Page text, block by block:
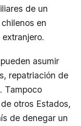
de un
en
asumir
repatriación de
Tampoco
otros Estados,
de denegar un